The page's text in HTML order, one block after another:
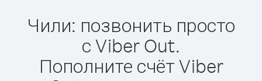
Чили: позвонить просто
с Viber Out.
Пополните счёт Viber